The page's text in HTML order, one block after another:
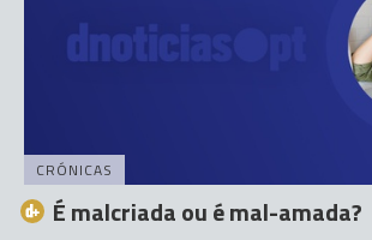
CRÓNICAS
É malcriada ou é mal-amada?